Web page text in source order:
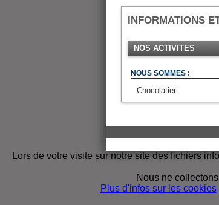
INFORMATIONS
NOS ACTIVITES
NOUS SOMMES :
Chocolatier
Lors de votre visite sur notre site des fichiers
Nous ne
Plus d'infos sur les cookies